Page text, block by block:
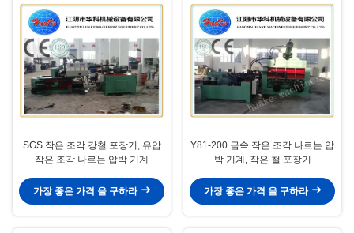
SGS 작은 조각 강철 포장기, 유압
작은 조각 나르는 압박 기계
가장 좋은 가격 을 구하라
Y81-200 금속 작은 조각 나르는 압
박 기계, 작은 철 포장기
가장 좋은 가격 을 구하라